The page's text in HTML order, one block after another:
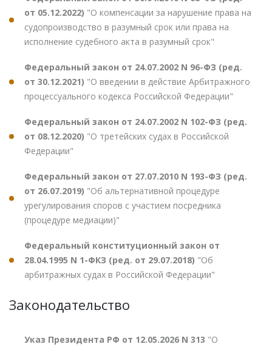
от 05.12.2022) "О компенсации за нарушение права на
судопроизводство в разумный срок или права на
исполнение судебного акта в разумный срок"
Федеральный закон от 24.07.2002 N 96-ФЗ (ред.
от 30.12.2021) "О введении в действие Арбитражного
процессуального кодекса Российской Федерации"
Федеральный закон от 24.07.2002 N 102-ФЗ (ред.
от 08.12.2020) "О третейских судах в Российской
Федерации"
Федеральный закон от 27.07.2010 N 193-ФЗ (ред.
от 26.07.2019) "Об альтернативной процедуре
урегулирования споров с участием посредника
(процедуре медиации)"
Федеральный конституционный закон от
28.04.1995 N 1-ФКЗ (ред. от 29.07.2018) "Об
арбитражных судах в Российской Федерации"
Законодательство
Указ Президента РФ от 12.05.2026 N 313 "О